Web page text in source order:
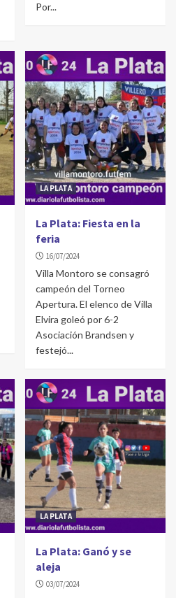
Por...
LA PLATA
La Plata: Fiesta en la
feria
16/07/2024
Villa Montoro se consagró
campeón del Torneo
Apertura. El elenco de Villa
Elvira goleó por 6-2
Asociación Brandsen y
festejó...
LA PLATA
La Plata: Ganó y se
aleja
03/07/2024